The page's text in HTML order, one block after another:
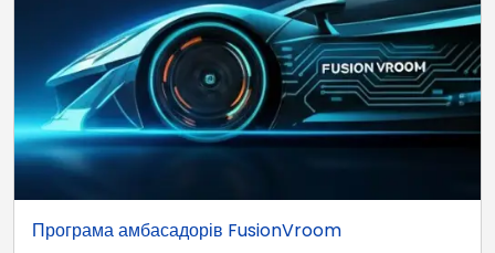
Програма амбасадорів FusionVroom